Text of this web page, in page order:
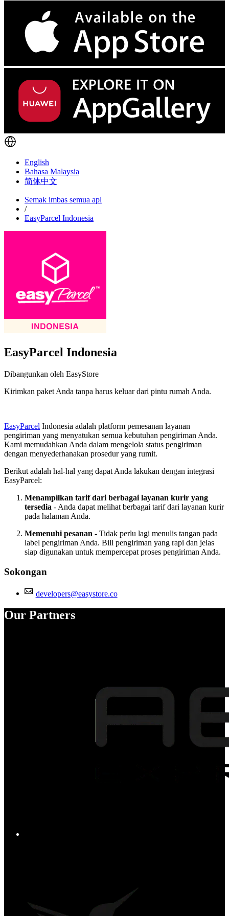
English
Bahasa Malaysia
简体中文
Semak imbas semua apl
/
EasyParcel Indonesia
EasyParcel Indonesia
Dibangunkan oleh EasyStore
Kirimkan paket Anda tanpa harus keluar dari pintu rumah Anda.
EasyParcel Indonesia adalah platform pemesanan layanan
pengiriman yang menyatukan semua kebutuhan pengiriman Anda.
Kami memudahkan Anda dalam mengelola status pengiriman
dengan menyederhanakan prosedur yang rumit.
Berikut adalah hal-hal yang dapat Anda lakukan dengan integrasi
EasyParcel:
Menampilkan tarif dari berbagai layanan kurir yang
tersedia - Anda dapat melihat berbagai tarif dari layanan kurir
pada halaman Anda.
Memenuhi pesanan - Tidak perlu lagi menulis tangan pada
label pengiriman Anda. Bill pengiriman yang rapi dan jelas
siap digunakan untuk mempercepat proses pengiriman Anda.
Sokongan
developers@easystore.co
Our Partners